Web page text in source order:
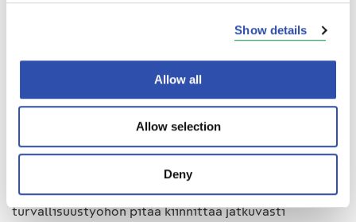
Show details
Allow all
Allow selection
Deny
Onnettomuudesta huolimatta turvallisuudessa on
ja sen on mahdollistanut turvallisuuden varmistaminen
säännöllisellä turvallisuushavainnoinnilla ja jatkuvalla
kehittämisellä, yhdessä myös asiakkaiden kanssa.
– Turvallisuus on meille ykkösasia ja se on sitä myös
meidän asiakkaillemme. Koska operoimme
ympäristössä, jossa on useita toimijoita,
turvallisuustyöhön pitää kiinnittää jatkuvasti